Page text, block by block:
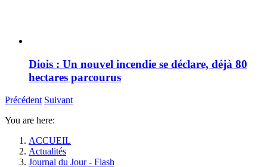
Diois : Un nouvel incendie se déclare, déjà 80
hectares parcourus
Précédent Suivant
You are here:
ACCUEIL
Actualités
Journal du Jour - Flash